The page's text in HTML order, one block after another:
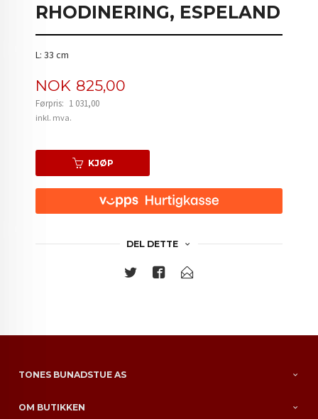
RHODINERING, ESPELAND
L: 33 cm
Tilbud
NOK 825,00
Førpris: 1 031,00
Rabatt
inkl. mva.
KJØP
DEL DETTE
TONES BUNADSTUE AS
OM BUTIKKEN